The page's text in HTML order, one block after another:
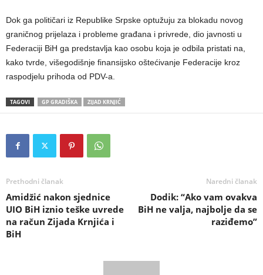
Dok ga političari iz Republike Srpske optužuju za blokadu novog
graničnog prijelaza i probleme građana i privrede, dio javnosti u
Federaciji BiH ga predstavlja kao osobu koja je odbila pristati na,
kako tvrde, višegodišnje finansijsko oštećivanje Federacije kroz
raspodjelu prihoda od PDV-a.
TAGOVI GP GRADIŠKA ZIJAD KRNJIĆ
Prethodni članak
Amidžić nakon sjednice
UIO BiH iznio teške uvrede
na račun Zijada Krnjića i
BiH
Naredni članak
Dodik: “Ako vam ovakva
BiH ne valja, najbolje da se
raziđemo”